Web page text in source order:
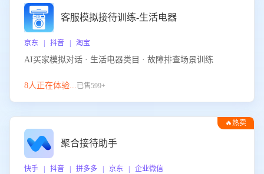
客服模拟接待训练-生活电器
京东 | 抖音 | 淘宝
AI买家模拟对话 · 生活电器类目 · 故障排查场景训练
8人正在体验...已售599+
🔥热卖
聚合接待助手
快手 | 抖音 | 拼多多 | 京东 | 企业微信